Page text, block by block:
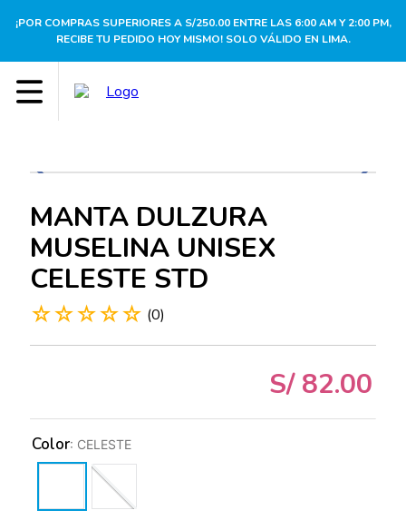
¡POR COMPRAS SUPERIORES A S/250.00 ENTRE LAS 6:00 AM Y 2:00 PM,
RECIBE TU PEDIDO HOY MISMO! SOLO VÁLIDO EN LIMA.
MANTA DULZURA
MUSELINA UNISEX
CELESTE STD
☆☆☆☆☆ (0)
S/ 82.00
Color: CELESTE